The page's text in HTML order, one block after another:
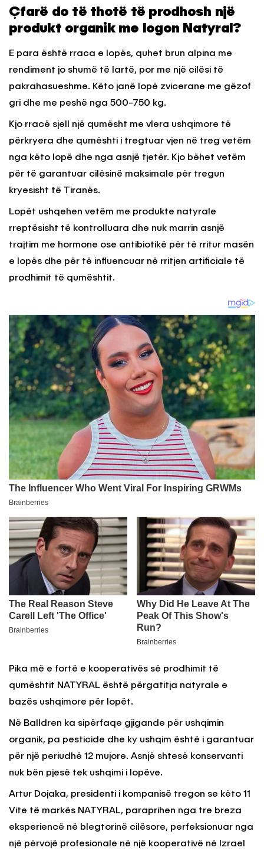
Çfarë do të thotë të prodhosh një
produkt organik me logon Natyral?
E para është rraca e lopës, quhet brun alpina me
rendiment jo shumë të lartë, por me një cilësi të
pakrahasueshme. Këto janë lopë zvicerane me gëzof
gri dhe me peshë nga 500-750 kg.
Kjo rracë sjell një qumësht me vlera ushqimore të
përkryera dhe qumështi i tregtuar vjen në treg vetëm
nga këto lopë dhe nga asnjë tjetër. Kjo bëhet vetëm
për të garantuar cilësinë maksimale për tregun
kryesisht të Tiranës.
Lopët ushqehen vetëm me produkte natyrale
rreptësisht të kontrolluara dhe nuk marrin asnjë
trajtim me hormone ose antibiotikë për të rritur masën
e lopës dhe për të influencuar në rritjen artificiale të
prodhimit të qumështit.
Pika më e fortë e kooperativës së prodhimit të
qumështit NATYRAL është përgatitja natyrale e
bazës ushqimore për lopët.
Në Balldren ka sipërfaqe gjigande për ushqimin
organik, pa pesticide dhe ky ushqim është i garantuar
për një periudhë 12 mujore. Asnjë shtesë konservanti
nuk bën pjesë tek ushqimi i lopëve.
Artur Dojaka, presidenti i kompanisë tregon se këto 11
Vite të markës NATYRAL, paraprihen nga tre breza
eksperiencë në blegtorinë cilësore, perfeksionuar nga
një përvojë profesionale në një kooperativë në Izrael